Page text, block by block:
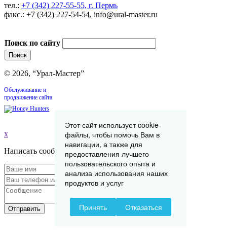
тел.: +7 (342) 227-55-55, г. Пермь
факс.: +7 (342) 227-54-54, info@ural-master.ru
Поиск по сайту
© 2026, “Урал-Мастер”
Обслуживание и
продвижение сайта
x
Написать сообщение
Отправить
Этот сайт использует cookie-
файлы, чтобы помочь Вам в
навигации, а также для
предоставления лучшего
пользовательского опыта и
анализа использования наших
продуктов и услуг
Принять Отказаться